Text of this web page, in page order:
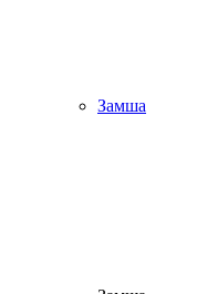
Замша